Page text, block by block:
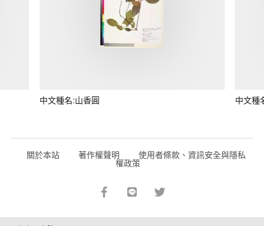
中文種名:山香圓 中文種
關於本站 著作權聲明 使用者條款、資訊安全與隱私
權政策